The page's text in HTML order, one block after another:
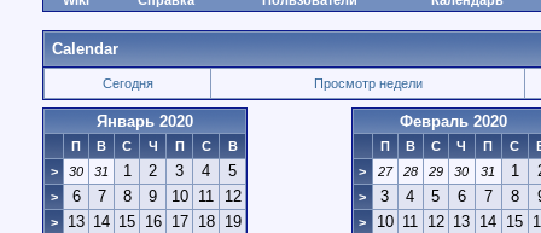
Calendar
Сегодня Просмотр недели
Январь 2020
П В С Ч П С
В
>
30 31 1 2 3 4 5
> 6 7 8 9 10 11 12
> 13 14 15 16 17 18 19
Февраль 2020
П В С Ч П С
>
27 28 29 30 31 1
> 3 4 5 6 7 8
> 10 11 12 13 14 15